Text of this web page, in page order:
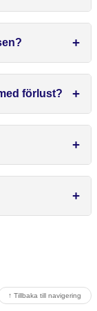
förlust?
↑ Tillbaka till navigering